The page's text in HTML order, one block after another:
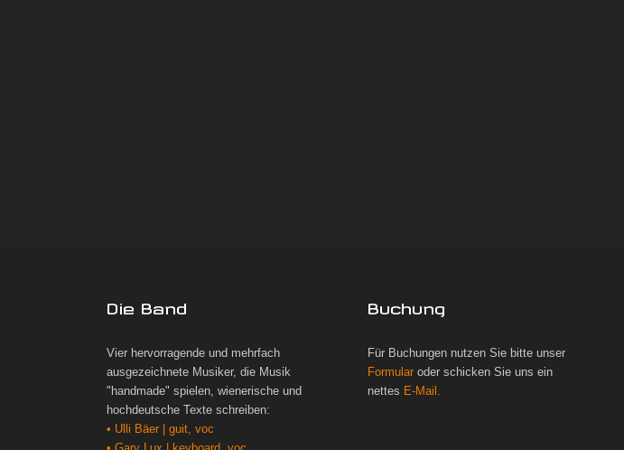
Die Band
Vier hervorragende und mehrfach
ausgezeichnete Musiker, die Musik
"handmade" spielen, wienerische und
hochdeutsche Texte schreiben:
• Ulli Bäer | guit, voc
Buchung
Für Buchungen nutzen Sie bitte unser
Formular oder schicken Sie uns ein
nettes E-Mail.